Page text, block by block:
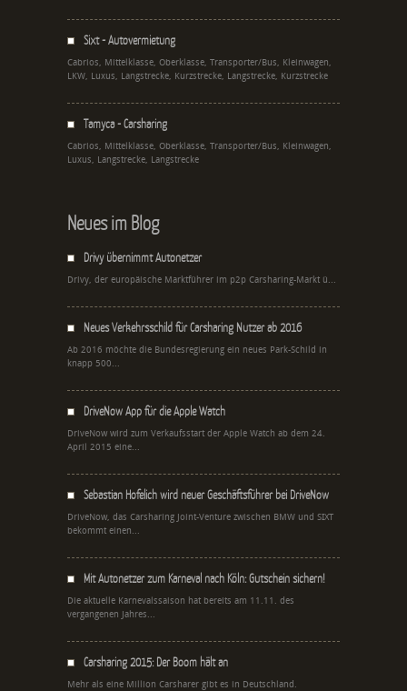
Sixt - Autovermietung
Cabrios, Mittelklasse, Oberklasse, Transporter/Bus, Kleinwagen,
LKW, Luxus, Langstrecke, Kurzstrecke, Langstrecke, Kurzstrecke
Tamyca - Carsharing
Cabrios, Mittelklasse, Oberklasse, Transporter/Bus, Kleinwagen,
Luxus, Langstrecke, Langstrecke
Neues im Blog
Drivy übernimmt Autonetzer
Drivy, der europäische Marktführer im p2p Carsharing-Markt ü...
Neues Verkehrsschild für Carsharing Nutzer ab 2016
Ab 2016 möchte die Bundesregierung ein neues Park-Schild in
knapp 500...
DriveNow App für die Apple Watch
DriveNow wird zum Verkaufsstart der Apple Watch ab dem 24.
April 2015 eine...
Sebastian Hofelich wird neuer Geschäftsführer bei DriveNow
DriveNow, das Carsharing Joint-Venture zwischen BMW und SIXT
bekommt einen...
Mit Autonetzer zum Karneval nach Köln: Gutschein sichern!
Die aktuelle Karnevalssaison hat bereits am 11.11. des
vergangenen Jahres...
Carsharing 2015: Der Boom hält an
Mehr als eine Million Carsharer gibt es in Deutschland.